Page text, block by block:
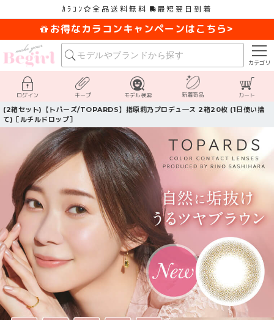
ｶﾗｺﾝ 全品送料無料 最短翌日到着
お得なカラコンキャンペーンはこちら>
カテゴリ
ログイン キープ モデル検索 新着商品 カート
(2箱セット)【トパーズ/TOPARDS】指原莉乃プロデュ―ス 2箱20枚 (1日使い捨
て)［ルチルドロップ］